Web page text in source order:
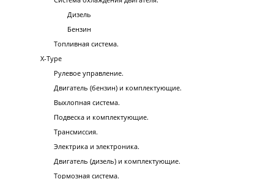
Дизель
Бензин
Топливная система.
X-Type
Рулевое управление.
Двигатель (бензин) и комплектующие.
Выхлопная система.
Подвеска и комплектующие.
Трансмиссия.
Электрика и электроника.
Двигатель (дизель) и комплектующие.
Тормозная система.